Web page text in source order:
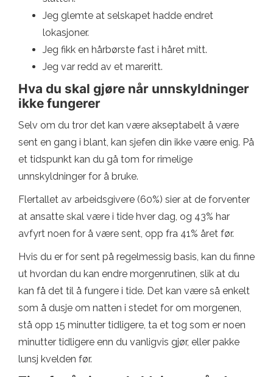
Jeg glemte at selskapet hadde endret
lokasjoner.
Jeg fikk en hårbørste fast i håret mitt.
Jeg var redd av et mareritt.
Hva du skal gjøre når unnskyldninger
ikke fungerer
Selv om du tror det kan være akseptabelt å være
sent en gang i blant, kan sjefen din ikke være enig. På
et tidspunkt kan du gå tom for rimelige
unnskyldninger for å bruke.
Flertallet av arbeidsgivere (60%) sier at de forventer
at ansatte skal være i tide hver dag, og 43% har
avfyrt noen for å være sent, opp fra 41% året før.
Hvis du er for sent på regelmessig basis, kan du finne
ut hvordan du kan endre morgenrutinen, slik at du
kan få det til å fungere i tide. Det kan være så enkelt
som å dusje om natten i stedet for om morgenen,
stå opp 15 minutter tidligere, ta et tog som er noen
minutter tidligere enn du vanligvis gjør, eller pakke
lunsj kvelden før.